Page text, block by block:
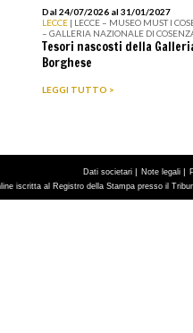
Dal 24/07/2026 al 31/01/2027
LECCE | LECCE – MUSEO MUST I
– GALLERIA NAZIONALE DI
Tesori nascosti della
Borghese
LEGGI TUTTO >
Dati societari | Note legali |
iscritta al Registro della Stampa presso il